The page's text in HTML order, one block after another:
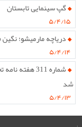
گپ سینمایی تابستان
۵/۴/۱۵
دریاچه مارمیشو؛
۵/۴/۱۴
شماره 311
شد
۵/۴/۱۳